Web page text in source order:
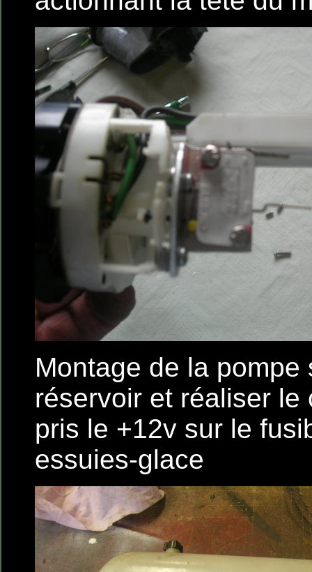
Montage de la pompe
réservoir et réaliser le
pris le +12v sur le
essuies-glace